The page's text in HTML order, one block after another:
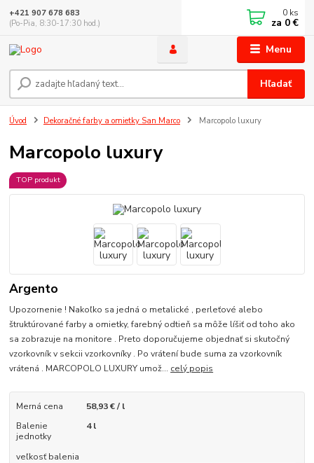
Menu
Hľadať
+421 907 678 683
(Po-Pia, 8:30-17:30 hod.)
0 ks
za 0 €
Úvod Dekoračné farby a omietky San Marco Marcopolo luxury
Marcopolo luxury
TOP produkt
Argento
Upozornenie ! Nakoľko sa jedná o metalické , perleťové alebo
štruktúrované farby a omietky, farebný odtieň sa môže líšiť od toho ako
sa zobrazuje na monitore . Preto doporučujeme objednať si skutočný
vzorkovník v sekcii vzorkovníky . Po vrátení bude suma za vzorkovník
vrátená . MARCOPOLO LUXURY umož... celý popis
Merná cena
58,93 € / l
Balenie
jednotky
4 l
veľkosť balenia